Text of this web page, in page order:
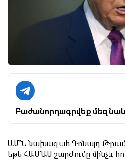
Բաժանորդագրվեք մեզ
ԱՄՆ նախագահ Դոնալդ
եթե ՀԱՄԱՍ շարժումը մինչև